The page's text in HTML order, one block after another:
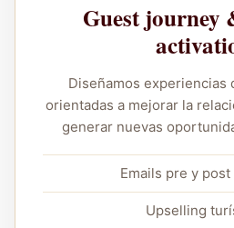
Guest journey
Diseñamos experiencias
orientadas a mejorar la
generar nuevas
Emails pre y
Upselling